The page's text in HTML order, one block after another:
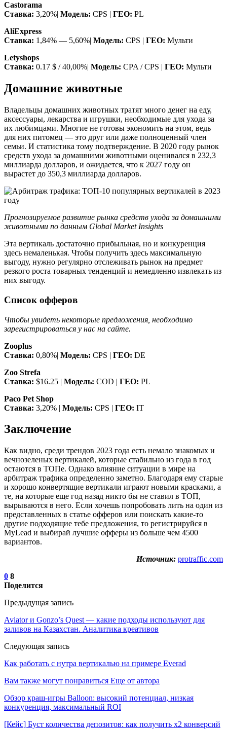
Castorama
Ставка: 3,20%| Модель: CPS | ГЕО: PL
AliExpress
Ставка: 1,84% — 5,60%| Модель: CPS | ГЕО: Мульти
Letyshops
Ставка: 0.17 $ / 40,00%| Модель: CPA / CPS | ГЕО: Мульти
Домашние животные
Владельцы домашних животных тратят много денег на еду,
аксессуары, лекарства и игрушки, необходимые для ухода за
их любимцами. Многие не готовы экономить на этом, ведь
для них питомец — это друг или даже полноценный член
семьи. И статистика тому подтверждение. В 2020 году рынок
средств ухода за домашними животными оценивался в 232,3
миллиарда долларов, и ожидается, что к 2027 году он
вырастет до 350,3 миллиарда долларов.
Прогнозируемое развитие рынка средств ухода за домашними
животными по данным Global Market Insights
Эта вертикаль достаточно прибыльная, но и конкуренция
здесь немаленькая. Чтобы получить здесь максимальную
выгоду, нужно регулярно отслеживать рынок на предмет
резкого роста товарных тенденций и немедленно извлекать из
них выгоду.
Список офферов
Чтобы увидеть некоторые предложения, необходимо
зарегистрироваться у нас на сайте.
Zooplus
Ставка: 0,80%| Модель: CPS | ГЕО: DE
Zoo Strefa
Ставка: $16.25 | Модель: COD | ГЕО: PL
Paco Pet Shop
Ставка: 3,20% | Модель: CPS | ГЕО: IT
Заключение
Как видно, среди трендов 2023 года есть немало знакомых и
вечнозеленых вертикалей, которые стабильно из года в год
остаются в ТОПе. Однако влияние ситуации в мире на
арбитраж трафика определенно заметно. Благодаря ему старые
и хорошо конвертящие вертикали играют новыми красками, а
те, на которые еще год назад никто бы не ставил в ТОП,
вырываются в него. Если хочешь попробовать лить на один из
представленных в статье офферов или поискать какие-то
другие подходящие тебе предложения, то регистрируйся в
MyLead и выбирай лучшие офферы из больше чем 4500
вариантов.
Источник: protraffic.com
0 8
Поделится
Предыдущая запись
Aviator и Gonzo’s Quest — какие подходы используют для
заливов на Казахстан. Аналитика креативов
Следующая запись
Как работать с нутра вертикалью на примере Everad
Вам также могут понравиться Еще от автора
Обзор краш-игры Balloon: высокий потенциал, низкая
конкуренция, максимальный ROI
[Кейс] Буст количества депозитов: как получить х2 конверсий